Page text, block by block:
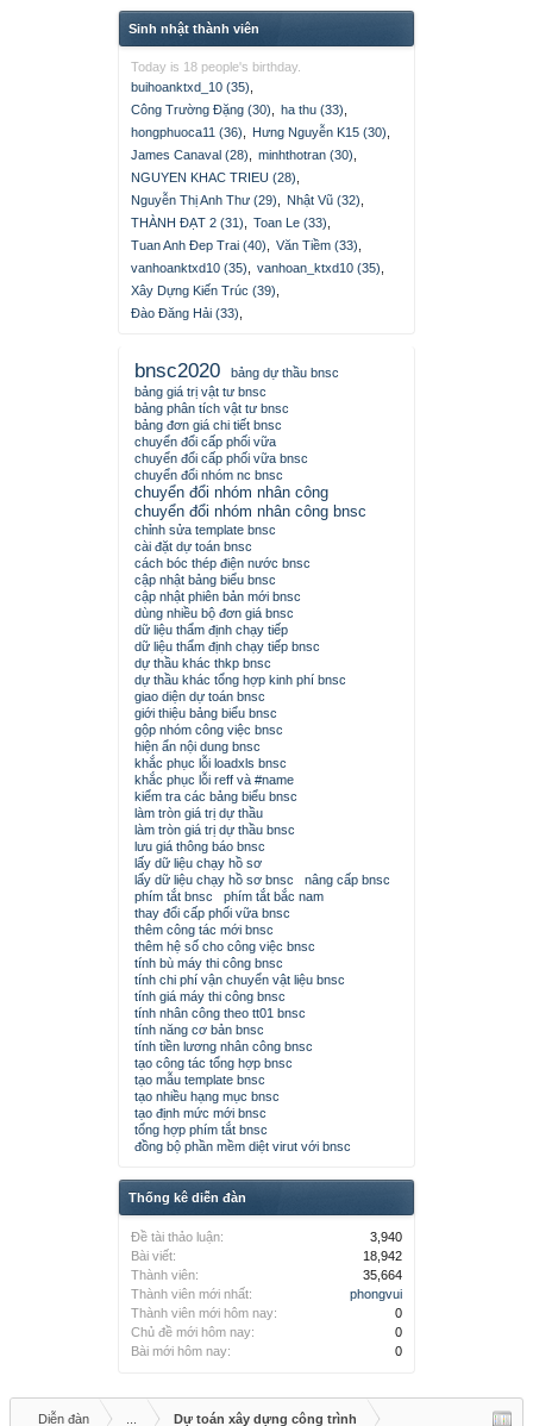
Sinh nhật thành viên
Today is 18 people's birthday.
buihoanktxd_10 (35)
Công Trường Đặng (30)
ha thu (33)
hongphuoca11 (36)
Hưng Nguyễn K15 (30)
James Canaval (28)
minhthotran (30)
NGUYEN KHAC TRIEU (28)
Nguyễn Thị Anh Thư (29)
Nhật Vũ (32)
THÀNH ĐẠT 2 (31)
Toan Le (33)
Tuan Anh Đep Trai (40)
Văn Tiềm (33)
vanhoanktxd10 (35)
vanhoan_ktxd10 (35)
Xây Dựng Kiến Trúc (39)
Đào Đăng Hải (33)
bnsc2020
bảng dự thầu bnsc
bảng giá trị vật tư bnsc
bảng phân tích vật tư bnsc
bảng đơn giá chi tiết bnsc
chuyển đổi cấp phối vữa
chuyển đổi cấp phối vữa bnsc
chuyển đổi nhóm nc bnsc
chuyển đổi nhóm nhân công
chuyển đổi nhóm nhân công bnsc
chỉnh sửa template bnsc
cài đặt dự toán bnsc
cách bóc thép điện nước bnsc
cập nhật bảng biểu bnsc
cập nhật phiên bản mới bnsc
dùng nhiều bộ đơn giá bnsc
dữ liệu thẩm định chạy tiếp
dữ liệu thẩm định chạy tiếp bnsc
dự thầu khác thkp bnsc
dự thầu khác tổng hợp kinh phí bnsc
giao diện dự toán bnsc
giới thiệu bảng biểu bnsc
gộp nhóm công việc bnsc
hiện ẩn nội dung bnsc
khắc phục lỗi loadxls bnsc
khắc phục lỗi reff và #name
kiểm tra các bảng biểu bnsc
làm tròn giá trị dự thầu
làm tròn giá trị dự thầu bnsc
lưu giá thông báo bnsc
lấy dữ liệu chạy hồ sơ
lấy dữ liệu chạy hồ sơ bnsc
nâng cấp bnsc
phím tắt bnsc
phím tắt bắc nam
thay đổi cấp phối vữa bnsc
thêm công tác mới bnsc
thêm hệ số cho công việc bnsc
tính bù máy thi công bnsc
tính chi phí vận chuyển vật liệu bnsc
tính giá máy thi công bnsc
tính nhân công theo tt01 bnsc
tính năng cơ bản bnsc
tính tiền lương nhân công bnsc
tạo công tác tổng hợp bnsc
tạo mẫu template bnsc
tạo nhiều hạng mục bnsc
tạo định mức mới bnsc
tổng hợp phím tắt bnsc
đồng bộ phần mềm diệt virut với bnsc
Thống kê diễn đàn
Đề tài thảo luận:
3,940
Bài viết:
18,942
Thành viên:
35,664
Thành viên mới nhất:
phongvui
Thành viên mới hôm nay:
0
Chủ đề mới hôm nay:
0
Bài mới hôm nay:
0
Diễn đàn Dự toán xây dựng công trình